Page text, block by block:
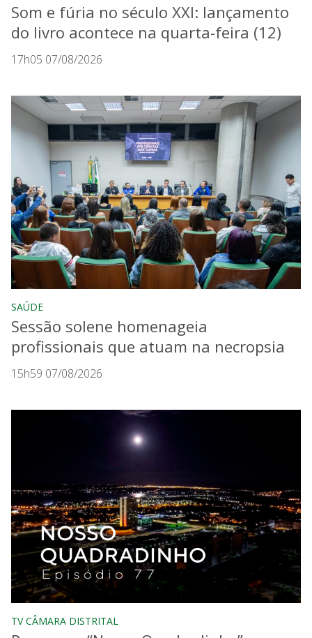
Som e fúria no século XXI: lançamento
do livro acontece na quarta-feira (12)
17h05 07/08/2026
SAÚDE
Sessão solene homenageia
profissionais que atuam na necropsia
15h59 07/08/2026
TV CÂMARA DISTRITAL